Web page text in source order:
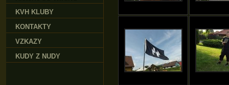
KVH KLUBY
KONTAKTY
VZKAZY
KUDY Z NUDY